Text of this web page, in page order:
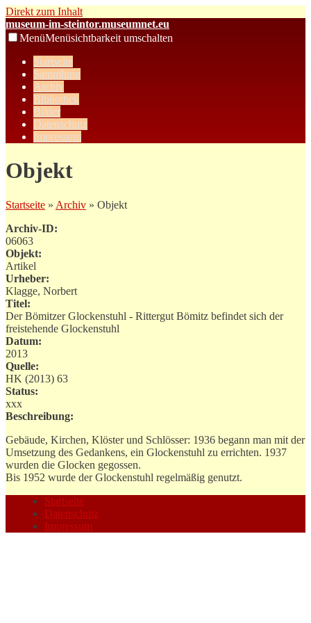
Direkt zum Inhalt
museum-im-steintor.museumnet.eu
MenüMenüsichtbarkeit umschalten
Startseite
Sammlung
Archiv
Bibliothek
Bilder
Datenschutz
Impressum
Objekt
Startseite » Archiv » Objekt
Archiv-ID:
06063
Objekt:
Artikel
Urheber:
Klagge, Norbert
Titel:
Der Bömitzer Glockenstuhl - Rittergut Bömitz befindet sich der
freistehende Glockenstuhl
Datum:
2013
Quelle:
HK (2013) 63
Status:
xxx
Beschreibung:
Gebäude, Kirchen, Klöster und Schlösser: 1936 begann man mit der
Umsetzung des Gedankens, ein Glockenstuhl zu errichten. 1937
wurden die Glocken gegossen.
Bis 1952 wurde der Glockenstuhl regelmäßig genutzt.
Startseite
Datenschutz
Impressum